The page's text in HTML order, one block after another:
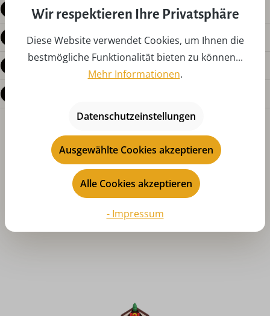
Beschreibung
Produktdetails
Bewertungen
Produktgalerie überspringen
Das könnte Ihnen auch gefallen
Wir respektieren Ihre Privatsphäre
Diese Website verwendet Cookies, um Ihnen die
bestmögliche Funktionalität bieten zu können...
Mehr Informationen.
Datenschutzeinstellungen
Ausgewählte Cookies akzeptieren
Alle Cookies akzeptieren
- Impressum